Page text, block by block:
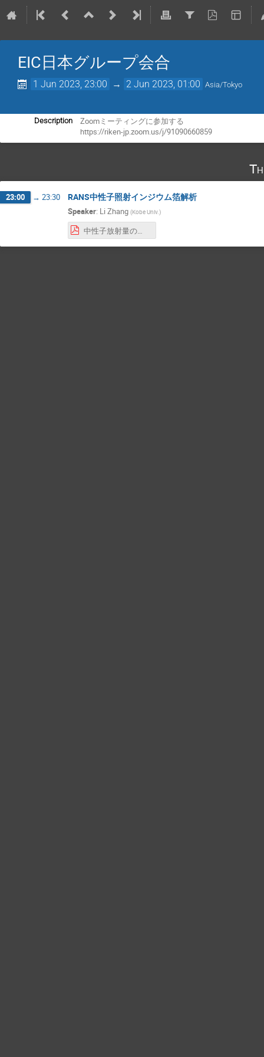
EIC日本グループ会合
1 Jun 2023, 23:00 → 2 Jun 2023, 01:00 Asia/Tokyo
Description
Zoomミーティングに参加する
https://riken-jp.zoom.us/j/91090660859
23:00 → 23:30 RANS中性子照射インジウム箔解析
Speaker: Li Zhang (Kobe Univ.)
中性子放射量の計算pdf.pdf